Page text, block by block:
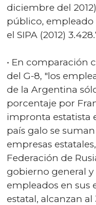
diciembre del
público, empleado
el SIPA (2012)
• En comparación
del G-8, "los
de la Argentina
porcentaje por
impronta estatista
país galo se
empresas
Federación de
gobierno general
empleados en sus
estatal, alcanzan al